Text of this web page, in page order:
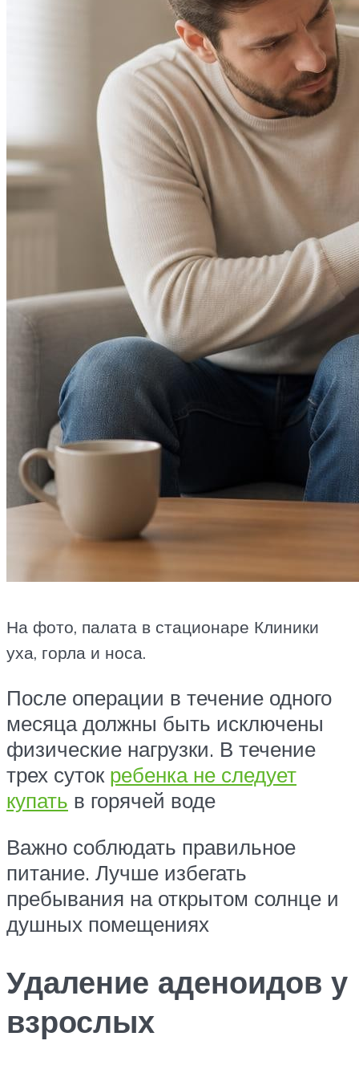
На фото, палата в стационаре Клиники
уха, горла и носа.
После операции в течение одного
месяца должны быть исключены
физические нагрузки. В течение
трех суток ребенка не следует
купать в горячей воде
Важно соблюдать правильное
питание. Лучше избегать
пребывания на открытом солнце и
душных помещениях
Удаление аденоидов у
взрослых